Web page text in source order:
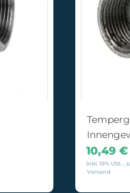
10,49
inkl. 19% USt. ,
Versand